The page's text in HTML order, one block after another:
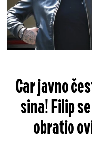
Car javno
sina! Filip
obratio